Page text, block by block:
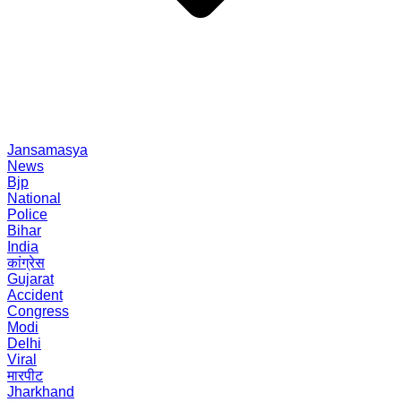
Jansamasya
News
Bjp
National
Police
Bihar
India
कांग्रेस
Gujarat
Accident
Congress
Modi
Delhi
Viral
मारपीट
Jharkhand